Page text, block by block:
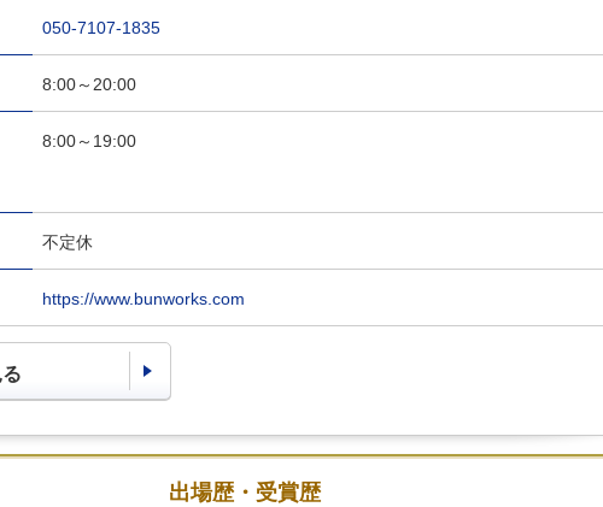
050-7107-1835
8:00～20:00
8:00～19:00
不定休
https://www.bunworks.com
出場歴・受賞歴